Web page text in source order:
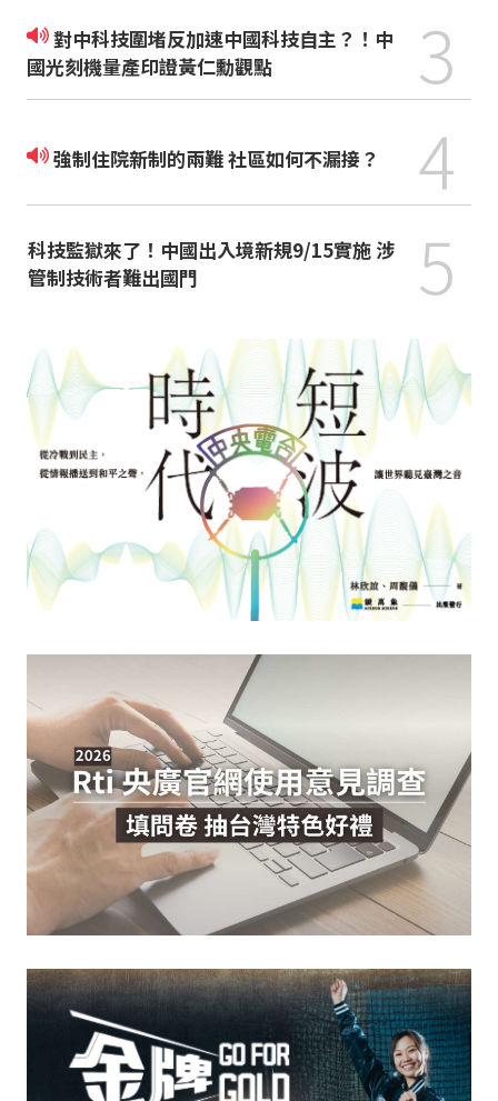
對中科技圍堵反加速中國科技自主？！中
國光刻機量產印證黃仁勳觀點
3
強制住院新制的兩難 社區如何不漏接？ 4
科技監獄來了！中國出入境新規9/15實施 涉
管制技術者難出國門
5